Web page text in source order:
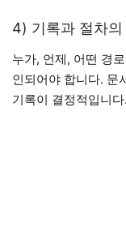
4) 기록과 절차의
누가, 언제, 어떤 경
인되어야 합니다. 문
기록이 결정적입니다.